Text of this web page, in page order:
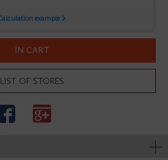
IN CART
LIST OF STORES